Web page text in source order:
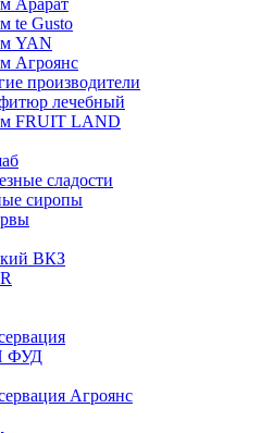
Арарат
te Gusto
YAN
Агроянс
производители
лечебный
FRUIT LAND
сладости
сиропы
ВКЗ
ФУД
Агроянс